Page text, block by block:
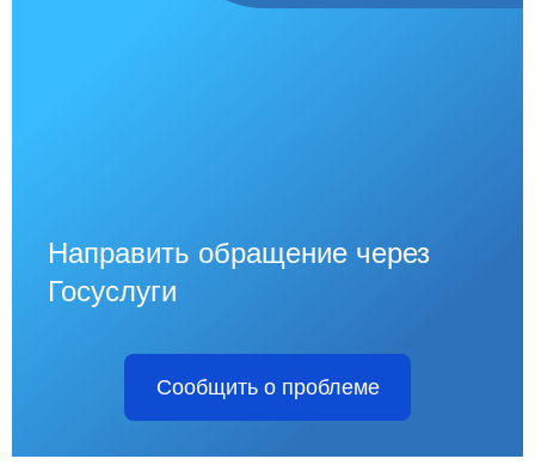
Направить обращение через
Госуслуги
Сообщить о проблеме